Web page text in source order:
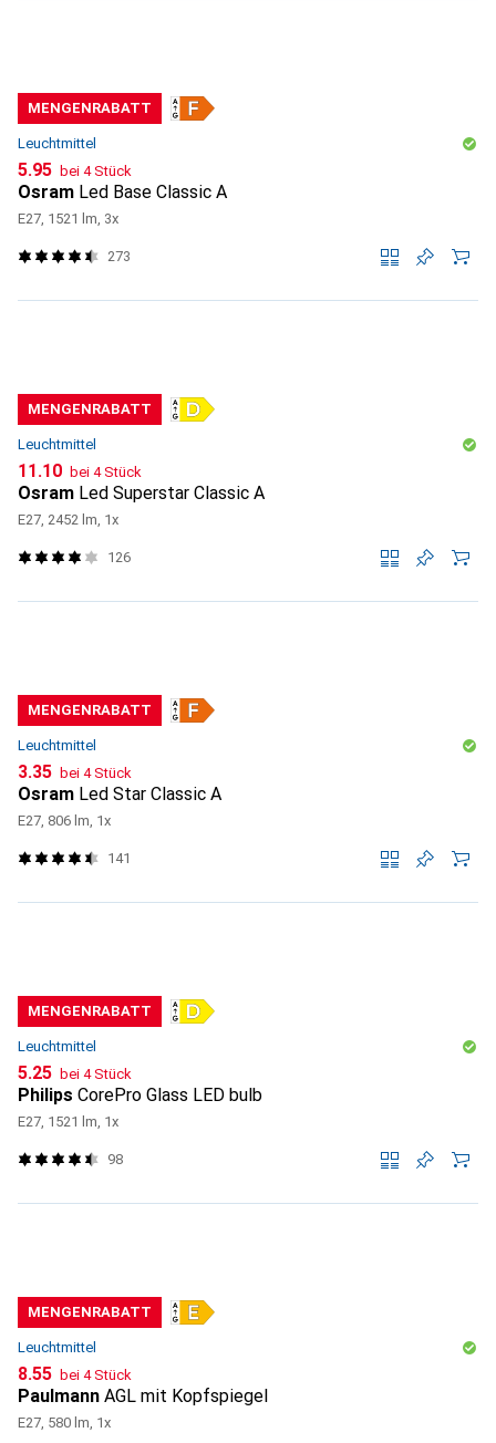
MENGENRABATT
Leuchtmittel
CHF
5.95 bei 4 Stück
Osram Led Base Classic A
E27, 1521 lm, 3x
273
MENGENRABATT
Leuchtmittel
CHF
11.10 bei 4 Stück
Osram Led Superstar Classic A
E27, 2452 lm, 1x
126
MENGENRABATT
Leuchtmittel
CHF
3.35 bei 4 Stück
Osram Led Star Classic A
E27, 806 lm, 1x
141
MENGENRABATT
Leuchtmittel
CHF
5.25 bei 4 Stück
Philips CorePro Glass LED bulb
E27, 1521 lm, 1x
98
MENGENRABATT
Leuchtmittel
CHF
8.55 bei 4 Stück
Paulmann AGL mit Kopfspiegel
E27, 580 lm, 1x